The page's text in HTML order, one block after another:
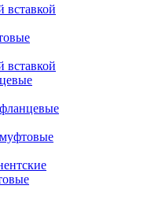
вставкой
вставкой